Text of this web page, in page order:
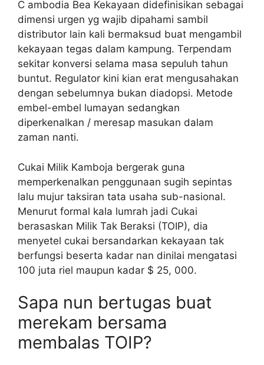
C ambodia Bea Kekayaan didefinisikan sebagai
dimensi urgen yg wajib dipahami sambil
distributor lain kali bermaksud buat mengambil
kekayaan tegas dalam kampung. Terpendam
sekitar konversi selama masa sepuluh tahun
buntut. Regulator kini kian erat mengusahakan
dengan sebelumnya bukan diadopsi. Metode
embel-embel lumayan sedangkan
diperkenalkan / meresap masukan dalam
zaman nanti.
Cukai Milik Kamboja bergerak guna
memperkenalkan penggunaan sugih sepintas
lalu mujur taksiran tata usaha sub-nasional.
Menurut formal kala lumrah jadi Cukai
berasaskan Milik Tak Beraksi (TOIP), dia
menyetel cukai bersandarkan kekayaan tak
berfungsi beserta kadar nan dinilai mengatasi
100 juta riel maupun kadar $ 25, 000.
Sapa nun bertugas buat
merekam bersama
membalas TOIP?